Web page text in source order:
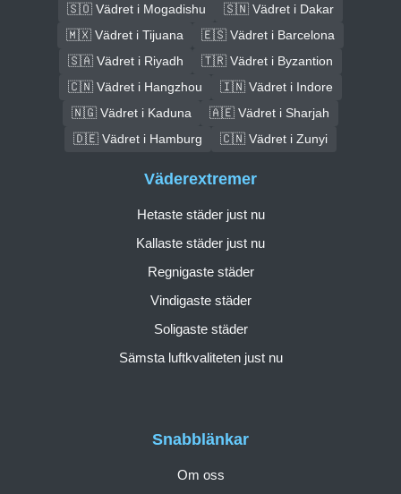
🇸🇴 Vädret i Mogadishu
🇸🇳 Vädret i Dakar
🇲🇽 Vädret i Tijuana
🇪🇸 Vädret i Barcelona
🇸🇦 Vädret i Riyadh
🇹🇷 Vädret i Byzantion
🇨🇳 Vädret i Hangzhou
🇮🇳 Vädret i Indore
🇳🇬 Vädret i Kaduna
🇦🇪 Vädret i Sharjah
🇩🇪 Vädret i Hamburg
🇨🇳 Vädret i Zunyi
Snabblänkar
Om oss
Väderextremer
Hetaste städer just nu
Kallaste städer just nu
Regnigaste städer
Vindigaste städer
Soligaste städer
Sämsta luftkvaliteten just nu